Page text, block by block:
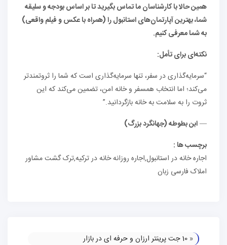
همین حالا با کارشناسان ما تماس بگیرید تا بر اساس بودجه و سلیقه
شما، بهترین آپارتمان‌های استانبول را (همراه با عکس و فیلم واقعی)
به شما معرفی کنیم.
نکته‌ای برای تأمل:
“سرمایه‌گذاری در سفر، تنها سرمایه‌گذاری است که شما را ثروتمندتر
می‌کند؛ اما انتخاب همسفر و خانه امن، تضمین می‌کند که این
ثروت را به سلامت به خانه بازگردانید.”
—ابن بطوطه (جهانگرد بزرگ)
برچسب ها :
اجاره خانه در استانبول,اجاره روزانه خانه در ترکیه,ترک گشت مشاور
املاک فارسی زبان
« 10 جت پرینتر ارزان و حرفه ای در بازار